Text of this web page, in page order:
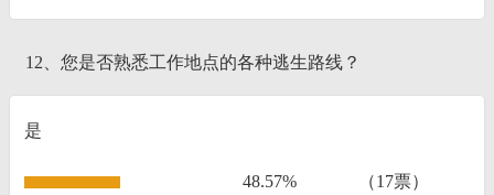
12、您是否熟悉工作地点的各种逃生路线？
是
48.57% （17票）